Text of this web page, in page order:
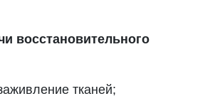
восстановительного
тканей;